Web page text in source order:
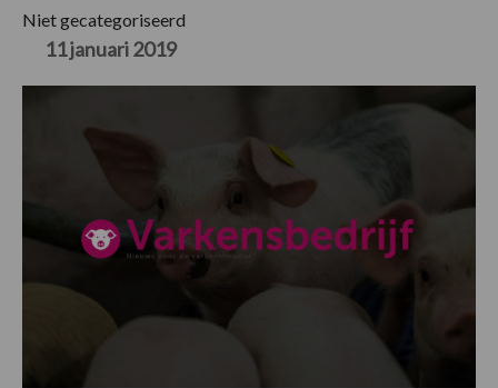
Niet gecategoriseerd
11 januari 2019